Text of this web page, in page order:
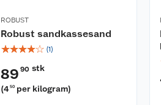
ROBUST
Robust sandkassesand
☆☆☆☆☆ (1)
89 90 stk
(4 50 per kilogram)